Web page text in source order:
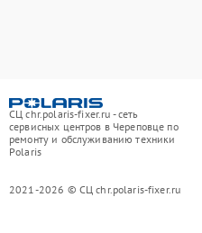
СЦ chr.polaris-fixer.ru - сеть
сервисных центров в Череповце по
ремонту и обслуживанию техники
Polaris
2021-2026 © СЦ chr.polaris-fixer.ru